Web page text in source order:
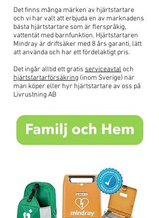
Det finns många märken av hjärtstartare
och vi har valt att erbjuda en av marknadens
bästa hjärtstartare som är flerspråkig,
vattentät med barnfunktion. Hjärtstartaren
Mindray är driftsäker med 8 års garanti, lätt
att använda och har ett fördelaktigt pris.
Det ingår alltid ett gratis serviceavtal och
hjärtstartarförsäkring (inom Sverige) när
man köper eller hyr hjärtstartare av oss på
Livrustning AB